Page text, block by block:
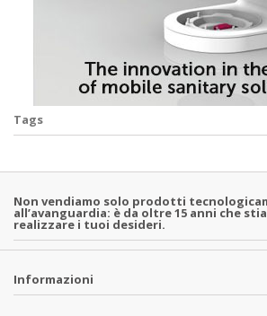
Tags
Non vendiamo solo prodotti
all’avanguardia: è da oltre 15 anni che
realizzare i tuoi desideri.
Informazioni